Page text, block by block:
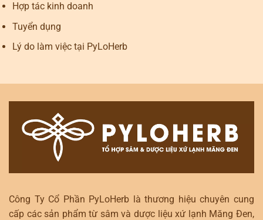
Hợp tác kinh doanh
Tuyển dụng
Lý do làm việc tại PyLoHerb
Công Ty Cổ Phần PyLoHerb là thương hiệu chuyên cung
cấp các sản phẩm từ sâm và dược liệu xứ lạnh Măng Đen,